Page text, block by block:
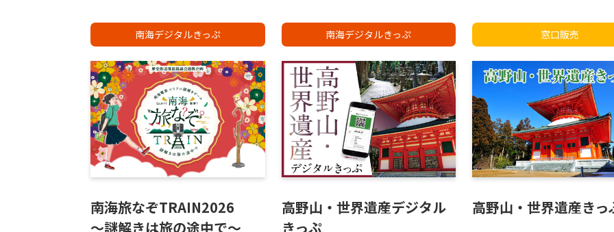
南海デジタルきっぷ
南海旅なぞTRAIN2026
～謎解きは旅の途中で～
南海デジタルきっぷ
高野山・世界遺産デジタル
きっぷ
窓口販売
高野山・世界遺産きっ